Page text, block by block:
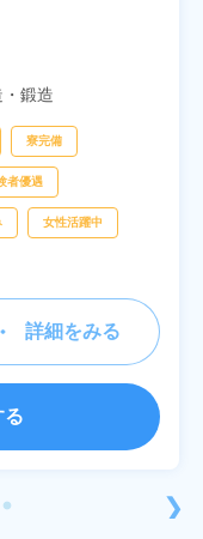
鍛造
寮完備
者優遇
女性活躍中
詳細をみる
る
❯